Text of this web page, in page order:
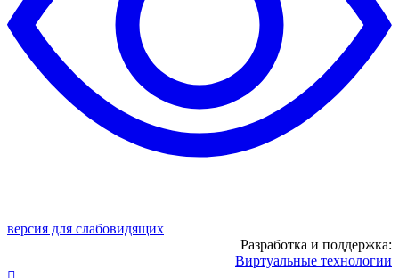
версия для слабовидящих
Разработка и поддержка:
Виртуальные технологии